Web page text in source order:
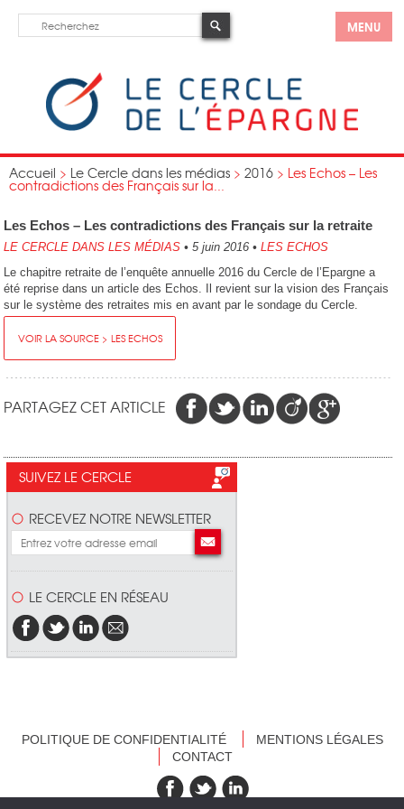
MENU
Accueil > Le Cercle dans les médias > 2016 > Les Echos – Les
contradictions des Français sur la...
Les Echos – Les contradictions des Français sur la retraite
LE CERCLE DANS LES MÉDIAS • 5 juin 2016• LES ECHOS
Le chapitre retraite de l’enquête annuelle 2016 du Cercle de l’Epargne a
été reprise dans un article des Echos. Il revient sur la vision des Français
sur le système des retraites mis en avant par le sondage du Cercle.
VOIR LA SOURCE > LES ECHOS
PARTAGEZ CET ARTICLE
SUIVEZ LE CERCLE
RECEVEZ NOTRE NEWSLETTER
LE CERCLE EN RÉSEAU
POLITIQUE DE CONFIDENTIALITÉ
MENTIONS LÉGALES
CONTACT